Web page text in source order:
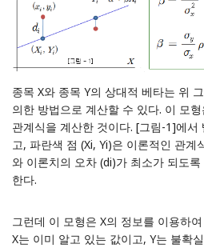
종목 X와 종목 Y의 상대적 베타는 위
의한 방법으로 계산할 수 있다. 이 모
관계식을 계산한 것이다. [그림-1]에서
고, 파란색 점 (Xi, Yi)은 이론적인 관계
와 이론치의 오차 (di)가 최소가 되도
한다.
그런데 이 모형은 X의 정보를 이용하
X는 이미 알고 있는 값이고, Y는 불확